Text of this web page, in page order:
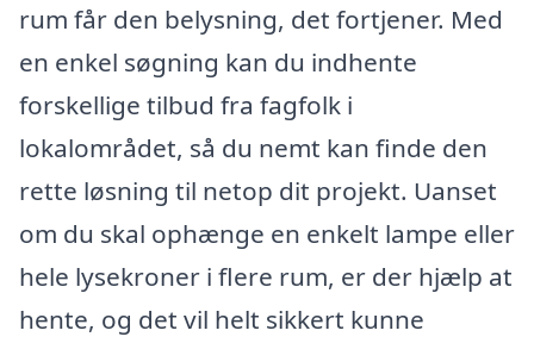
rum får den belysning, det fortjener. Med
en enkel søgning kan du indhente
forskellige tilbud fra fagfolk i
lokalområdet, så du nemt kan finde den
rette løsning til netop dit projekt. Uanset
om du skal ophænge en enkelt lampe eller
hele lysekroner i flere rum, er der hjælp at
hente, og det vil helt sikkert kunne